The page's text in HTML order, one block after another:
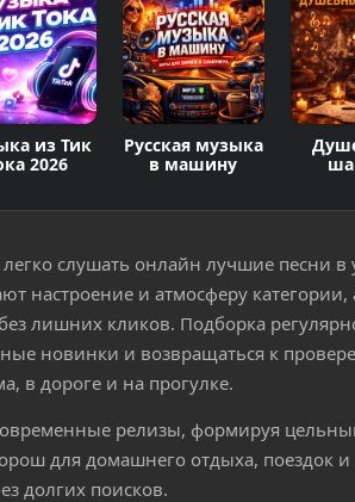
из Тик
2026
Русская музыка
в машину
слушать онлайн лучшие песни в
настроение и атмосферу
лишних кликов. Подборка
новинки и возвращаться к
в дороге и на прогулке.
релизы, формируя
для домашнего отдыха, поездок
долгих поисков.